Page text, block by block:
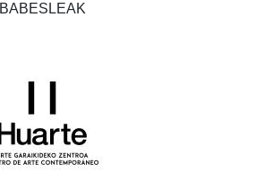
BABESLEAK